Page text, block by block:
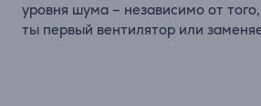
уровня шума – независимо от
ты первый вентилятор или